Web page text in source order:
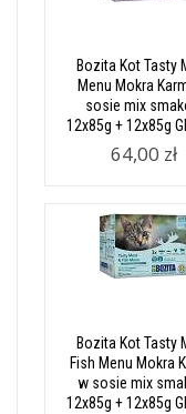
Bozita Kot Tasty
Menu Mokra
sosie mix
12x85g + 12x85g
64,00 zł
Bozita Kot Tasty
Fish Menu Mokra
w sosie mix
12x85g + 12x85g